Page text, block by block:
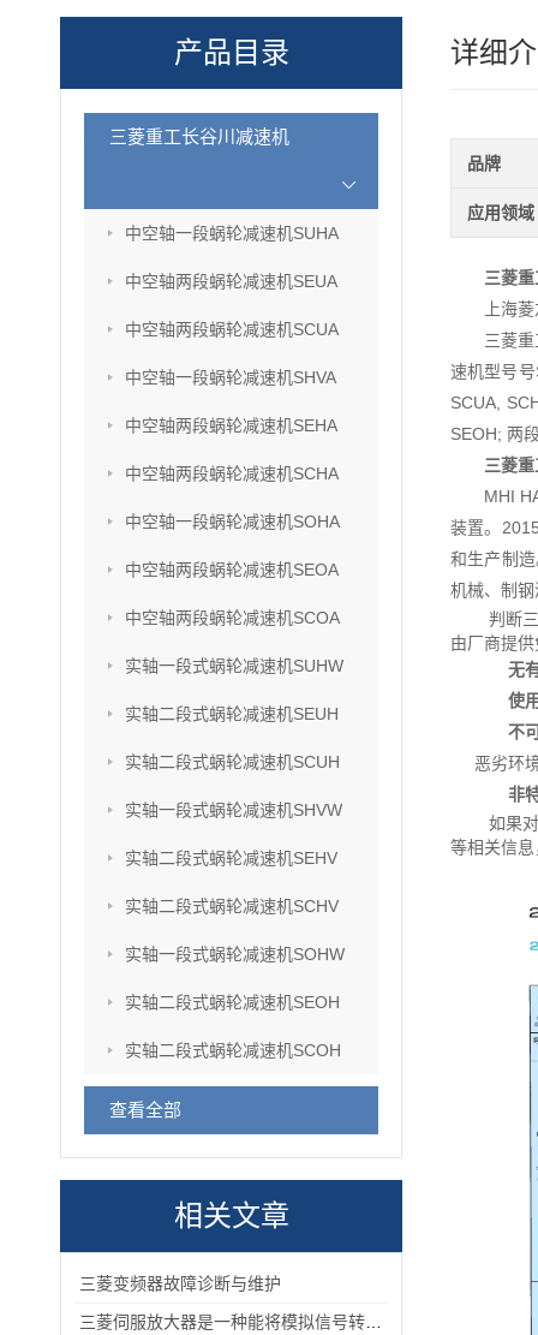
产品目录
三菱重工长谷川减速机
中空轴一段蜗轮减速机SUHA
中空轴两段蜗轮减速机SEUA
中空轴两段蜗轮减速机SCUA
中空轴一段蜗轮减速机SHVA
中空轴两段蜗轮减速机SEHA
中空轴两段蜗轮减速机SCHA
中空轴一段蜗轮减速机SOHA
中空轴两段蜗轮减速机SEOA
中空轴两段蜗轮减速机SCOA
实轴一段式蜗轮减速机SUHW
实轴二段式蜗轮减速机SEUH
实轴二段式蜗轮减速机SCUH
实轴一段式蜗轮减速机SHVW
实轴二段式蜗轮减速机SEHV
实轴二段式蜗轮减速机SCHV
实轴一段式蜗轮减速机SOHW
实轴二段式蜗轮减速机SEOH
实轴二段式蜗轮减速机SCOH
查看全部
相关文章
三菱变频器故障诊断与维护
详细
品牌
应用领域
三菱
上海
三菱
速机型号
SCUA,
SEOH; 两
三菱
MHI
装置。
和生产制
机械、制
判断
由厂商提
无
使
不
恶劣环
非
如果
等相关信